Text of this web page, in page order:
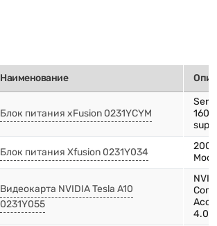
Наименование
Блок питания xFusion 0231YCYM
Блок питания Xfusion 0231Y034
Видеокарта NVIDIA Tesla A10
0231Y055
4.0